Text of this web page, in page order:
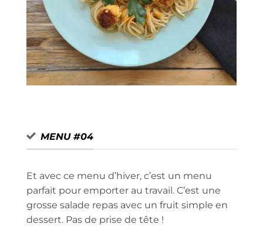
MENU #04
Et avec ce menu d’hiver, c’est un menu
parfait pour emporter au travail. C’est une
grosse salade repas avec un fruit simple en
dessert. Pas de prise de tête !